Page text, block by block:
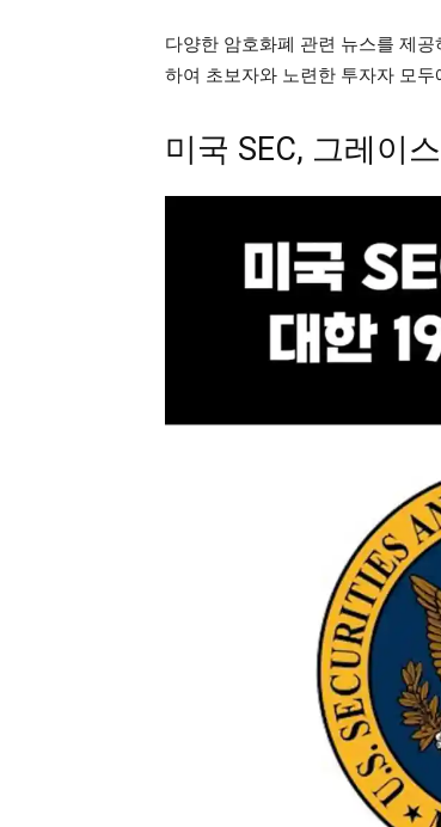
다양한 암호화폐 관련 뉴스를 제
하여 초보자와 노련한 투자자 모
미국 SEC, 그레이